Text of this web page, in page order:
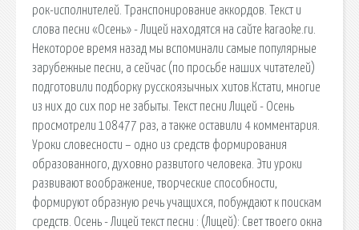
рок-исполнителей. Транспонирование аккордов. Текст и
слова песни «Осень» - Лицей находятся на сайте karaoke.ru.
Некоторое время назад мы вспоминали самые популярные
зарубежные песни, а сейчас (по просьбе наших читателей)
подготовили подборку русскоязычных хитов.Кстати, многие
из них до сих пор не забыты. Текст песни Лицей - Осень
просмотрели 108477 раз, а также оставили 4 комментария.
Уроки словесности – одно из средств формирования
образованного, духовно развитого человека. Эти уроки
развивают воображение, творческие способности,
формируют образную речь учащихся, побуждают к поискам
средств. Осень - Лицей текст песни : (Лицей): Свет твоего окна